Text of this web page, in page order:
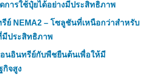
การใช้ปุ๋ยได้อย่างมีประสิทธิภาพ
NEMA2 – โซลูชันที่เหนือกว่าสำหรับ
ประสิทธิภาพ
นอินทรีย์กับพืชยืนต้นเพื่อให้มี
กิจสูง